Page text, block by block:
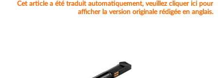
Cet article a été traduit automatiquement, veuillez cliquer ici pour
afficher la version originale rédigée en anglais.